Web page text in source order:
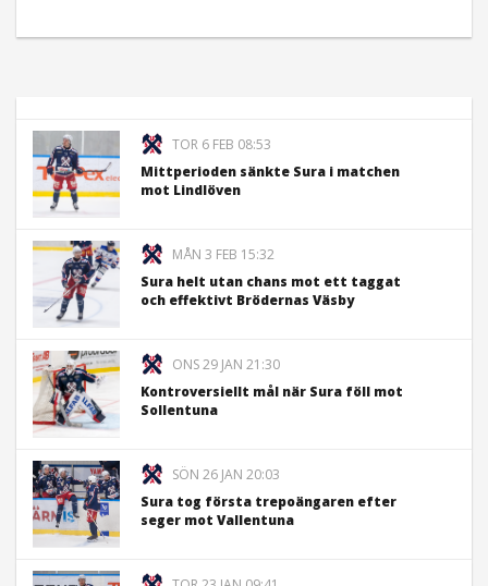
TOR 6 FEB 08:53
Mittperioden sänkte Sura i matchen
mot Lindlöven
MÅN 3 FEB 15:32
Sura helt utan chans mot ett taggat
och effektivt Brödernas Väsby
ONS 29 JAN 21:30
Kontroversiellt mål när Sura föll mot
Sollentuna
SÖN 26 JAN 20:03
Sura tog första trepoängaren efter
seger mot Vallentuna